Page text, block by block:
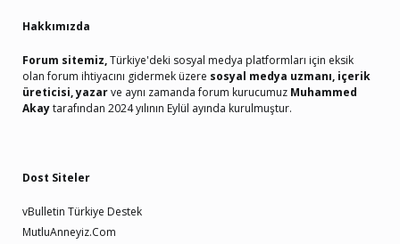
Hakkımızda
Forum sitemiz,Türkiye'deki sosyal medya platformları için eksik
olan forum ihtiyacını gidermek üzere sosyal medya uzmanı, içerik
üreticisi, yazarve aynı zamanda forum kurucumuz Muhammed
Akaytarafından 2024 yılının Eylül ayında kurulmuştur.
Dost Siteler
vBulletin Türkiye Destek
MutluAnneyiz.Com